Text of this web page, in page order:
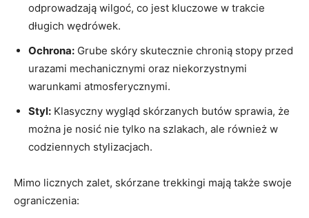
odprowadzają wilgoć, co jest kluczowe w trakcie
długich wędrówek.
Ochrona: Grube skóry skutecznie chronią stopy przed
urazami mechanicznymi oraz niekorzystnymi
warunkami atmosferycznymi.
Styl: Klasyczny wygląd skórzanych butów sprawia, że
można je nosić nie tylko na szlakach, ale również w
codziennych stylizacjach.
Mimo licznych zalet, skórzane trekkingi mają także swoje
ograniczenia: